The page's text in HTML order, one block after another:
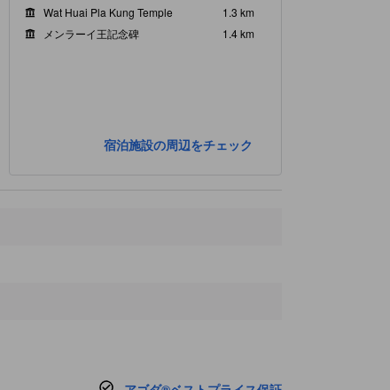
Wat Huai Pla Kung Temple
1.3 km
メンラーイ王記念碑
1.4 km
宿泊施設の周辺をチェック